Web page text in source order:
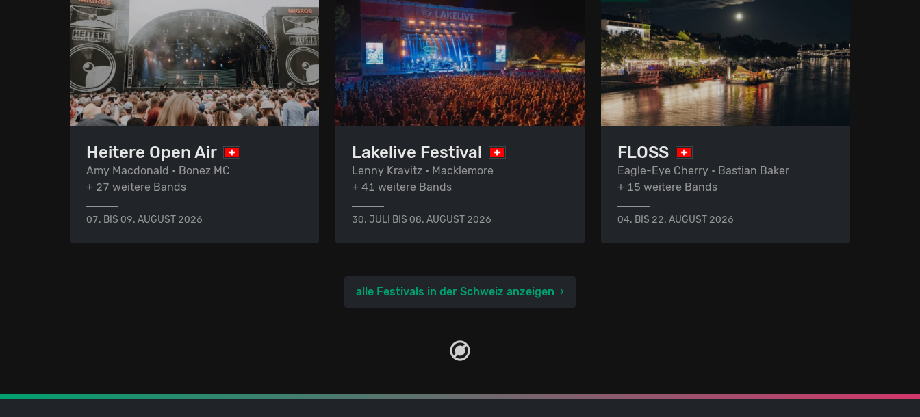
Heitere Open Air
Amy Macdonald • Bonez MC
+ 27 weitere Bands
07. BIS 09. AUGUST 2026
Lakelive Festival
Lenny Kravitz • Macklemore
+ 41 weitere Bands
30. JULI BIS 08. AUGUST 2026
FLOSS
Eagle-Eye Cherry • Bastian Baker
+ 15 weitere Bands
04. BIS 22. AUGUST 2026
alle Festivals in der Schweiz anzeigen